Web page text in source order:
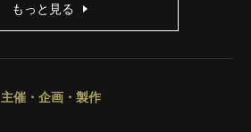
もっと見る
主催・企画・製作